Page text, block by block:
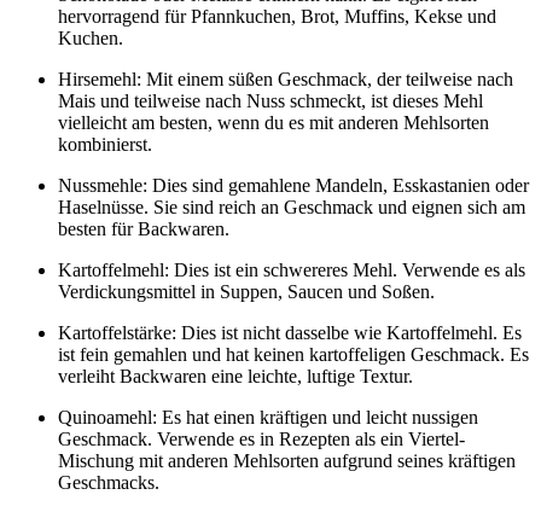
hervorragend für Pfannkuchen, Brot, Muffins, Kekse und
Kuchen.
Hirsemehl: Mit einem süßen Geschmack, der teilweise nach
Mais und teilweise nach Nuss schmeckt, ist dieses Mehl
vielleicht am besten, wenn du es mit anderen Mehlsorten
kombinierst.
Nussmehle: Dies sind gemahlene Mandeln, Esskastanien oder
Haselnüsse. Sie sind reich an Geschmack und eignen sich am
besten für Backwaren.
Kartoffelmehl: Dies ist ein schwereres Mehl. Verwende es als
Verdickungsmittel in Suppen, Saucen und Soßen.
Kartoffelstärke: Dies ist nicht dasselbe wie Kartoffelmehl. Es
ist fein gemahlen und hat keinen kartoffeligen Geschmack. Es
verleiht Backwaren eine leichte, luftige Textur.
Quinoamehl: Es hat einen kräftigen und leicht nussigen
Geschmack. Verwende es in Rezepten als ein Viertel-
Mischung mit anderen Mehlsorten aufgrund seines kräftigen
Geschmacks.